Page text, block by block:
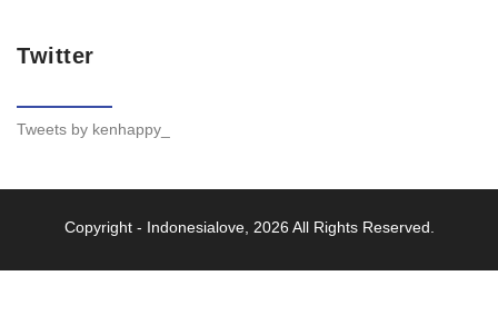
Twitter
Tweets by kenhappy_
Copyright - Indonesialove, 2026 All Rights Reserved.